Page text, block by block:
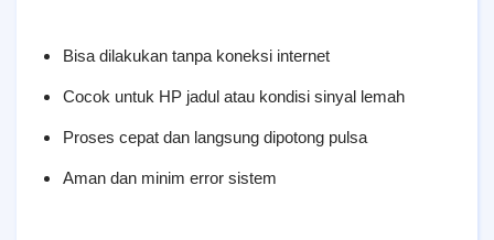
Bisa dilakukan tanpa koneksi internet
Cocok untuk HP jadul atau kondisi sinyal lemah
Proses cepat dan langsung dipotong pulsa
Aman dan minim error sistem